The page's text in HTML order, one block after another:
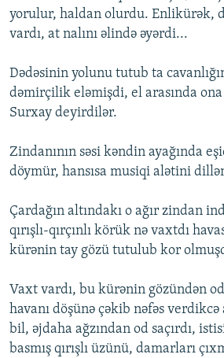
yorulur, haldan olurdu. Enlikürək,
vardı, at nalını əlində əyərdi...
Dədəsinin yolunu tutub ta
dəmirçilik eləmişdi, el arasında
Surxay deyirdilər.
Zindanının səsi kəndin ayağında
döymür, hansısa musiqi alətini
Çardağın altındakı o ağır zindan
qırışlı-qırçınlı körük nə vaxtdı
kürənin tay gözü tutulub kor
Vaxt vardı, bu kürənin gözündən
havanı döşünə çəkib nəfəs
bil, əjdaha ağzından od saçırdı,
basmış qırışlı üzünü, damarları